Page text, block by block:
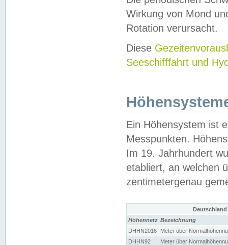
Wirkung von Mond
Rotation verursacht.
Diese
Seeschifffahrt und
Ein Höhensystem ist
Messpunkten.
Im 19. Jahrhundert
etabliert, an welchen
zentimetergenau
Höhennetz Bezeichnung
DHHN2016
Meter über
DHHN92
Meter über